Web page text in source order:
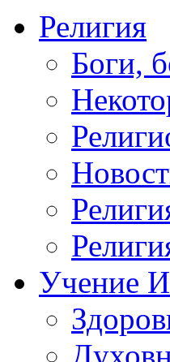
Религия
Боги,
Учение